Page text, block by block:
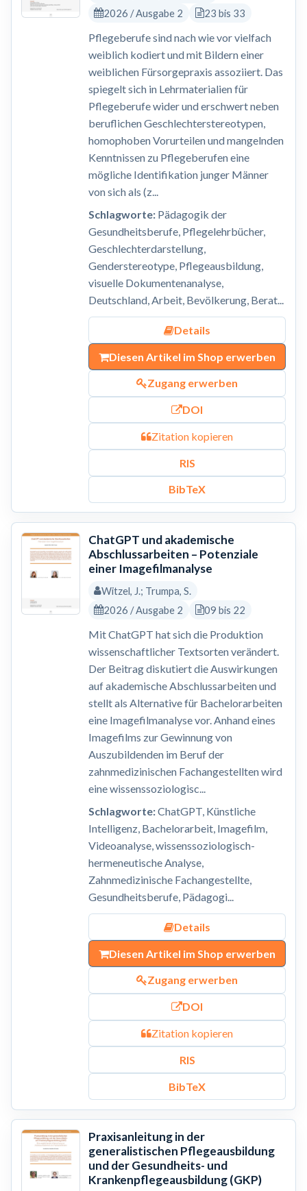
2026 / Ausgabe 2
23 bis 33
Pflegeberufe sind nach wie vor vielfach
weiblich kodiert und mit Bildern einer
weiblichen Fürsorgepraxis assoziiert. Das
spiegelt sich in Lehrmaterialien für
Pflegeberufe wider und erschwert neben
beruflichen Geschlechterstereotypen,
homophoben Vorurteilen und mangelnden
Kenntnissen zu Pflegeberufen eine
mögliche Identifikation junger Männer
von sich als (z...
Schlagworte:Pädagogik der
Gesundheitsberufe, Pflegelehrbücher,
Geschlechterdarstellung,
Genderstereotype, Pflegeausbildung,
visuelle Dokumentenanalyse,
Deutschland, Arbeit, Bevölkerung, Berat...
Details
Diesen Artikel im Shop erwerben
Zugang erwerben
DOI
Zitation kopieren
RIS
BibTeX
ChatGPT und akademische
Abschlussarbeiten – Potenziale
einer Imagefilmanalyse
Witzel, J.; Trumpa, S.
2026 / Ausgabe 2
09 bis 22
Mit ChatGPT hat sich die Produktion
wissenschaftlicher Textsorten verändert.
Der Beitrag diskutiert die Auswirkungen
auf akademische Abschlussarbeiten und
stellt als Alternative für Bachelorarbeiten
eine Imagefilmanalyse vor. Anhand eines
Imagefilms zur Gewinnung von
Auszubildenden im Beruf der
zahnmedizinischen Fachangestellten wird
eine wissenssoziologisc...
Schlagworte:ChatGPT, Künstliche
Intelligenz, Bachelorarbeit, Imagefilm,
Videoanalyse, wissenssoziologisch-
hermeneutische Analyse,
Zahnmedizinische Fachangestellte,
Gesundheitsberufe, Pädagogi...
Details
Diesen Artikel im Shop erwerben
Zugang erwerben
DOI
Zitation kopieren
RIS
BibTeX
Praxisanleitung in der
generalistischen Pflegeausbildung
und der Gesundheits- und
Krankenpflegeausbildung (GKP)